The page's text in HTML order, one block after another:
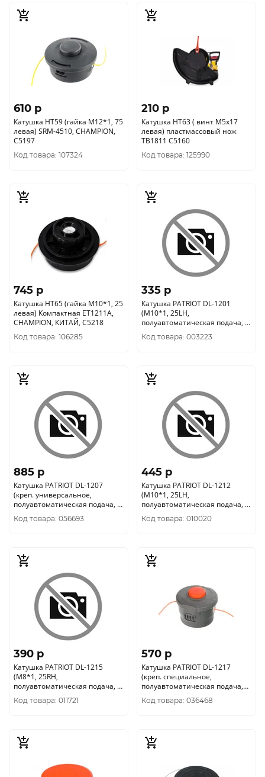
610 p
Катушка HT59 (гайка М12*1, 75
левая) SRM-4510, CHAMPION,
C5197
Код товара: 107324
210 p
Катушка HT63 ( винт M5х17
левая) пластмассовый нож
TB1811 C5160
Код товара: 125990
745 p
Катушка HT65 (гайка М10*1, 25
левая) Компактная ET1211A,
CHAMPION, КИТАЙ, C5218
Код товара: 106285
335 p
Катушка PATRIOT DL-1201
(М10*1, 25LH,
полуавтоматическая подача, 2,
4мм, прямая штанга)
807114000
Код товара: 003223
885 p
Катушка PATRIOT DL-1207
(креп. универсальное,
полуавтоматическая подача, ?
3мм) 807114037
Код товара: 056693
445 p
Катушка PATRIOT DL-1212
(М10*1, 25LH,
полуавтоматическая подача, ?
2-3мм) 807114212
Код товара: 010020
390 p
Катушка PATRIOT DL-1215
(М8*1, 25RH,
полуавтоматическая подача, ?
1, 6-2, 4мм) 807114215
Код товара: 011721
570 p
Катушка PATRIOT DL-1217
(креп. специальное,
полуавтоматическая подача,
2мм) 807112217
Код товара: 036468